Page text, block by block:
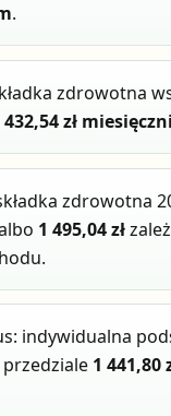
.
zdrowotna
432,54 zł
zdrowotna
1 495,04 zł
indywidualna
przedziale 1 441,80